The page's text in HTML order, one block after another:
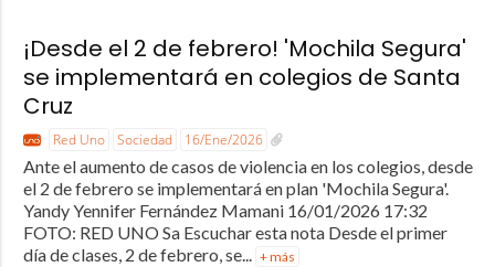
¡Desde el 2 de febrero! 'Mochila Segura'
se implementará en colegios de Santa
Cruz
Red Uno Sociedad 16/Ene/2026
Ante el aumento de casos de violencia en los colegios, desde
el 2 de febrero se implementará en plan 'Mochila Segura'.
Yandy Yennifer Fernández Mamani 16/01/2026 17:32
FOTO: RED UNO Sa Escuchar esta nota Desde el primer
día de clases, 2 de febrero, se... + más